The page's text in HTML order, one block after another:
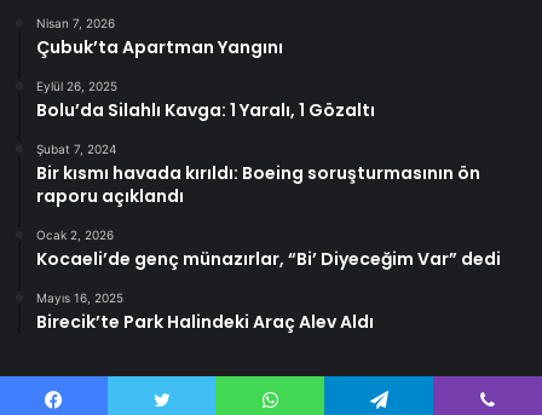
Nisan 7, 2026
Çubuk’ta Apartman Yangını
Eylül 26, 2025
Bolu’da Silahlı Kavga: 1 Yaralı, 1 Gözaltı
Şubat 7, 2024
Bir kısmı havada kırıldı: Boeing soruşturmasının ön
raporu açıklandı
Ocak 2, 2026
Kocaeli’de genç münazırlar, “Bi’ Diyeceğim Var” dedi
Mayıs 16, 2025
Birecik’te Park Halindeki Araç Alev Aldı